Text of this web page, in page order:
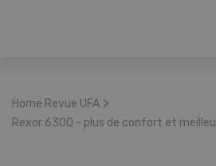
Home Revue UFA >
Rexor 6300 - plus de confort et